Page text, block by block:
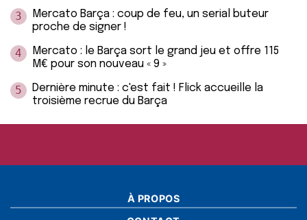
3
Mercato Barça : coup de feu, un serial buteur
proche de signer !
4
Mercato : le Barça sort le grand jeu et offre 115
M€ pour son nouveau « 9 »
5
Dernière minute : c'est fait ! Flick accueille la
troisième recrue du Barça
À PROPOS